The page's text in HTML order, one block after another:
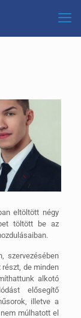
eltöltött négy
töltött be az
szervezésében
de minden
alkotó
elősegítő
illetve a
múlhatott el